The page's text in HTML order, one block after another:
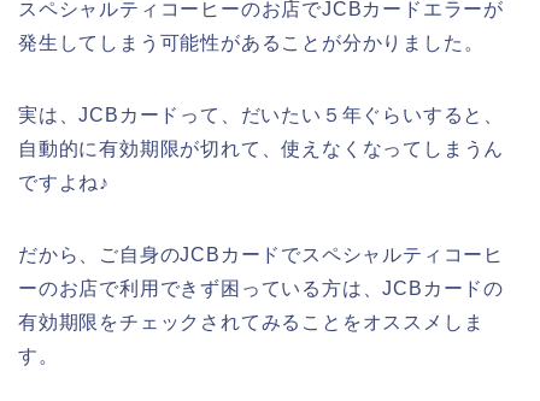
スペシャルティコーヒーのお店でJCBカードエラーが
発生してしまう可能性があることが分かりました。
実は、JCBカードって、だいたい５年ぐらいすると、
自動的に有効期限が切れて、使えなくなってしまうん
ですよね♪
だから、ご自身のJCBカードでスペシャルティコーヒ
ーのお店で利用できず困っている方は、JCBカードの
有効期限をチェックされてみることをオススメしま
す。